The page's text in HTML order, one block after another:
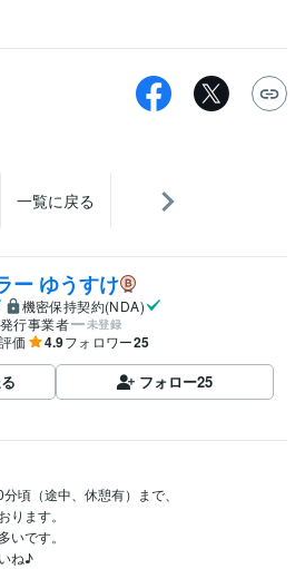
一覧に戻る
ー ゆうすけ
機密保持契約(NDA)
行事業者
未登録
評価 4.9フォロワー25
フォロー25
頃（途中、休憩有）まで、
ます。
いです。
ね♪